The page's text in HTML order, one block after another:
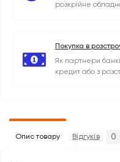
розкрійне
Покупка в
Як партнери
кредит або з
Опис товару Відгуків 0